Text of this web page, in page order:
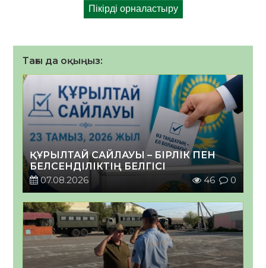
Тағы да оқыңыз:
ҚҰРЫЛТАЙ САЙЛАУЫ – БІРЛІК ПЕН
БЕЛСЕНДІЛІКТІҢ БЕЛГІСІ
07.08.2026
46 0